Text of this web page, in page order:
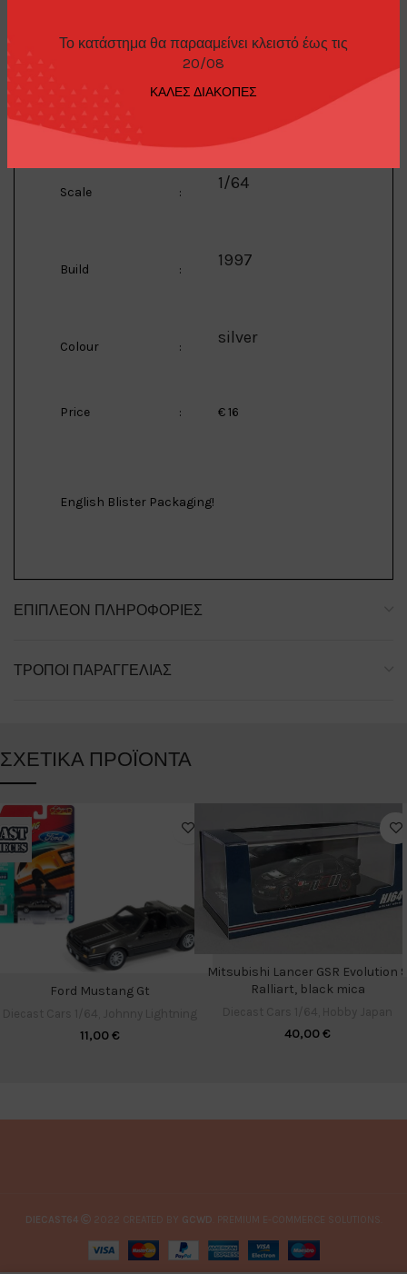
Το κατάστημα θα παρααμείνει κλειστό έως τις
20/08
ΚΑΛΕΣ ΔΙΑΚΟΠΕΣ
Mini GT
Scale : 1/64
Build : 1997
Colour : silver
Price : € 16
English Blister Packaging!
ΕΠΙΠΛΈΟΝ ΠΛΗΡΟΦΟΡΊΕΣ
ΤΡΌΠΟΙ ΠΑΡΑΓΓΕΛΊΑΣ
ΣΧΕΤΙΚΆ ΠΡΟΪΌΝΤΑ
Ford Mustang Gt
11,00€
Mitsubishi Lancer GSR Evolution 9
Ralliart, black mica
40,00€
DIECAST64 2022 CREATED BY GCWD . PREMIUM E-COMMERCE SOLUTIONS.